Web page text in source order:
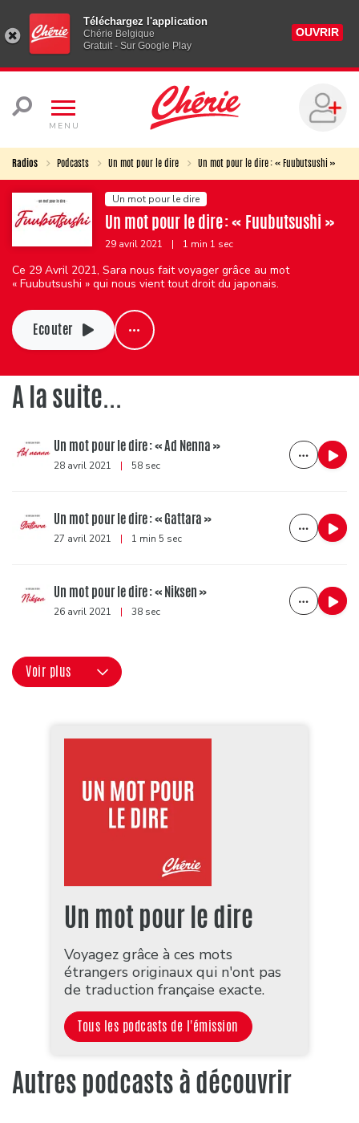
Téléchargez l'application
Chérie Belgique
Gratuit - Sur Google Play
OUVRIR
MENU
Radios Podcasts Un mot pour le dire Un mot pour le dire : « Fuubutsushi »
Un mot pour le dire
Un mot pour le dire : « Fuubutsushi »
29 avril 2021 | 1 min 1 sec
Ce 29 Avril 2021, Sara nous fait voyager grâce au mot
« Fuubutsushi » qui nous vient tout droit du japonais.
Ecouter
A la suite...
Un mot pour le dire : « Ad Nenna »
28 avril 2021 | 58 sec
Un mot pour le dire : « Gattara »
27 avril 2021 | 1 min 5 sec
Un mot pour le dire : « Niksen »
26 avril 2021 | 38 sec
Voir plus
Un mot pour le dire
Voyagez grâce à ces mots
étrangers originaux qui n'ont pas
de traduction française exacte.
Tous les podcasts de l'émission
Autres podcasts à découvrir